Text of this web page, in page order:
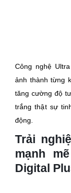
Công nghệ
ảnh thành từng
tăng cường độ
trắng thật sự
động.
Trải
mạnh
Digital